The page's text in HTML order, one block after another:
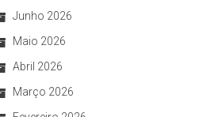
Junho 2026
Maio 2026
Abril 2026
Março 2026